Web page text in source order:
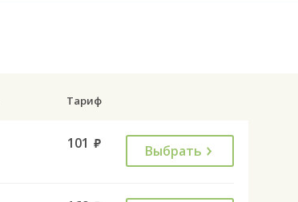
Тариф
101 руб. Выбрать